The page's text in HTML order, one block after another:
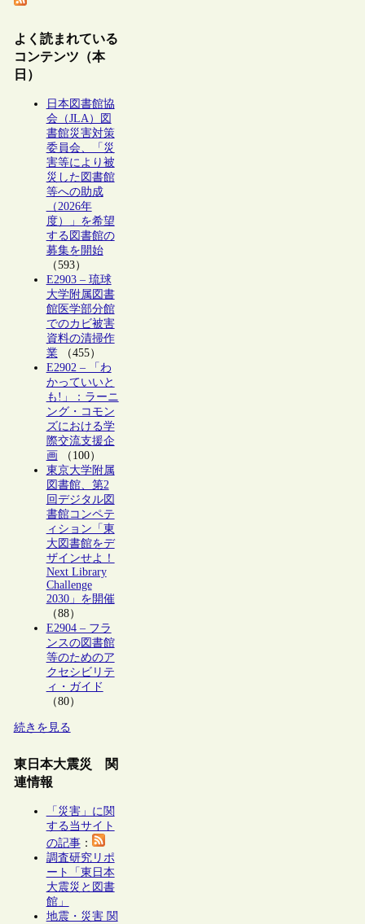
よく読まれている
コンテンツ（本
日）
日本図書館協
会（JLA）図
書館災害対策
委員会、「災
害等により被
災した図書館
等への助成
（2026年
度）」を希望
する図書館の
募集を開始
（593）
E2903 – 琉球
大学附属図書
館医学部分館
でのカビ被害
資料の清掃作
業（455）
E2902 – 「わ
かっていいと
も!」：ラーニ
ング・コモン
ズにおける学
際交流支援企
画 （100）
東京大学附属
図書館、第2
回デジタル図
書館コンペテ
ィション「東
大図書館をデ
ザインせよ！
Next Library
Challenge
2030」を開催
（88）
E2904 – フラ
ンスの図書館
等のためのア
クセシビリテ
ィ・ガイド
（80）
続きを見る
東日本大震災 関
連情報
「災害」に関
する当サイト
の記事：
調査研究リポ
ート「東日本
大震災と図書
館」
地震・災害 関